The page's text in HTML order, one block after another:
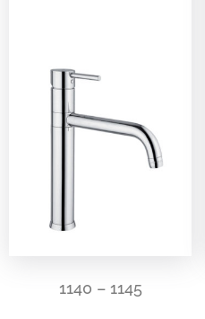
1140 – 1145